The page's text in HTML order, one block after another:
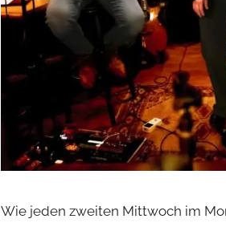
Wie jeden zweiten Mittwoch im